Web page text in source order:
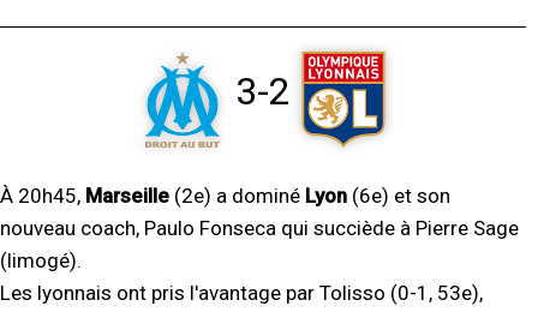
3-2
À 20h45, Marseille (2e) a dominé Lyon (6e) et son
nouveau coach, Paulo Fonseca qui succiède à Pierre Sage
(limogé).
Les lyonnais ont pris l'avantage par Tolisso (0-1, 53e),